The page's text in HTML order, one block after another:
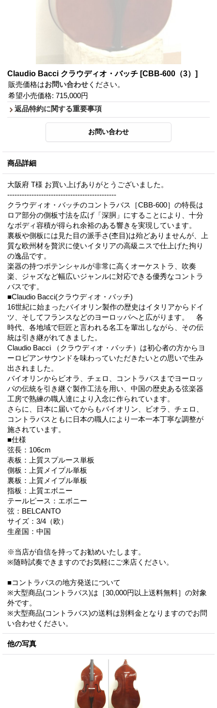
Claudio Bacci クラウディオ・バッチ [CBB-600（3）]
販売価格はお問い合わせ ください。
希望小売価格: 715,000円
返品特約に関する重要事項
商品詳細
大阪府 T様 お買い上げありがとうございました。
---------------------------------------------
クラウディオ・バッチのコントラバス［CBB-600］の特長は
ロア部分の側板寸法を広げ「深胴」にすることにより、十分
なボディ容積が得られ余裕のある響きを実現しています。
裏板や側板には見た目の派手さ(杢目)は殆どありませんが、上
質な欧州材を贅沢に使いイタリアの高級ニスで仕上げた拘り
の逸品です。
楽器の持つポテンシャルが非常に高くオーケストラ、吹奏
楽、ジャズなど幅広いジャンルに対応できる優秀なコントラ
バスです。
■Claudio Bacci(クラウディオ・バッチ)
16世紀に始まったバイオリン製作の歴史はイタリアからドイ
ツ、そしてフランスなどのヨーロッパへと広がります。 各
時代、各地域で巨匠と言われる名工を輩出しながら、その伝
統は引き継がれてきました。
Claudio Bacci （クラウディオ・バッチ）は初心者の方からヨ
ーロピアンサウンドを味わっていただきたいとの思いで生み
出されました。
バイオリンからビオラ、チェロ、コントラバスまでヨーロッ
パの伝統を引き継ぐ製作工法を用い、中国の歴史ある弦楽器
工房で熟練の職人達により入念に作られています。
さらに、日本に届いてからもバイオリン、ビオラ、チェロ、
コントラバスともに日本の職人により一本一本丁寧な調整が
施されています。
■仕様
弦長：106cm
表板：上質スプルース単板
側板：上質メイプル単板
裏板：上質メイプル単板
指板：上質エボニー
テールピース：エボニー
弦：BELCANTO
サイズ：3/4（欧）
生産国：中国
※当店が自信を持ってお勧めいたします。
※随時試奏できますのでお気軽にご来店ください。
■コントラバスの地方発送について
※大型商品(コントラバス)は［30,000円以上送料無料］の対象
外です。
※大型商品(コントラバス)の送料は別料金となりますのでお問
い合わせください。
他の写真